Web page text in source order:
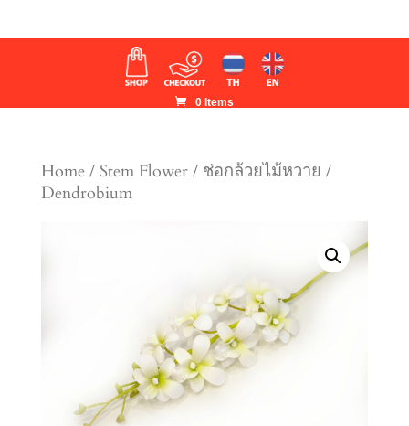
0 Items
Home/ Stem Flower/ ช่อกล้วยไม้หวาย /
Dendrobium